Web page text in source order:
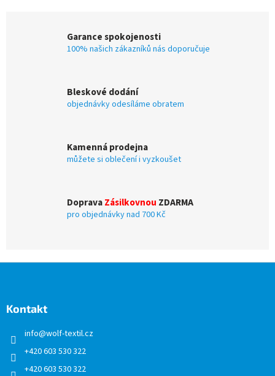
Garance spokojenosti
100% našich zákazníků nás doporučuje
Bleskové dodání
objednávky odesíláme obratem
Kamenná prodejna
můžete si oblečení i vyzkoušet
DopravaZásilkovnou ZDARMA
pro objednávky nad 700 Kč
Kontakt
info@wolf-textil.cz
+420 603 530 322
+420 603 530 322